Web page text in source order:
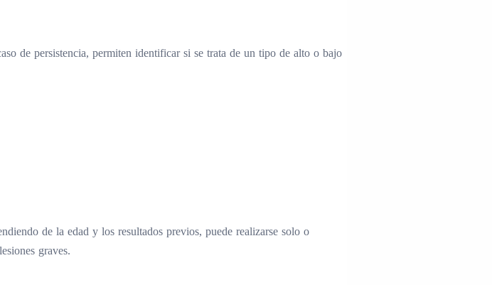
de persistencia, permiten identificar si se trata de un tipo de alto o bajo
de la edad y los resultados previos, puede realizarse solo o
graves.